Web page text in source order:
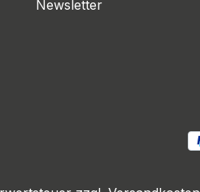
Newsletter